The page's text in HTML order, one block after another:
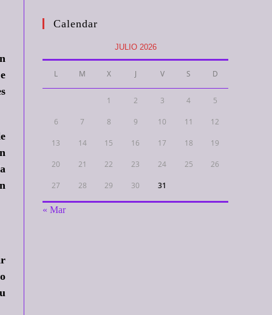
Calendar
JULIO 2026
L M X J V S D
1 2 3 4 5
6 7 8 9 10 11 12
13 14 15 16 17 18 19
20 21 22 23 24 25 26
27 28 29 30 31
« Mar